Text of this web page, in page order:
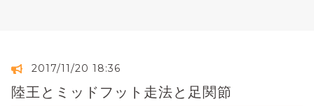
2017/11/20 18:36
陸王とミッドフット走法と足関節